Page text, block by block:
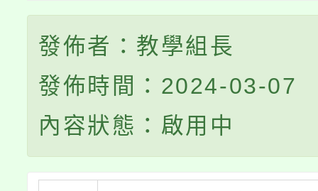
發佈者：教學組長
發佈時間：2024-03-07
內容狀態：啟用中